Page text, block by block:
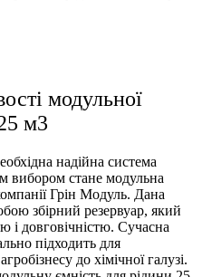
модульної
м3
надійна система
вибором стане модульна
Грін Модуль. Дана
збірний резервуар, який
і довговічністю. Сучасна
підходить для
до хімічної галузі.